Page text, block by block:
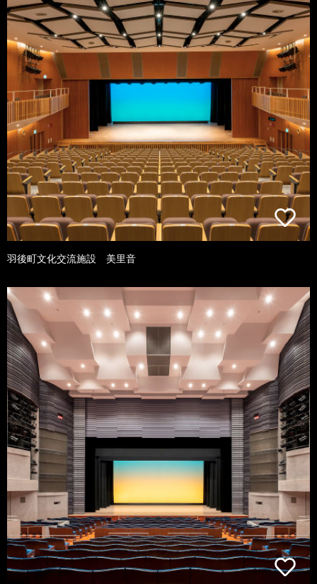
羽後町文化交流施設 美里音